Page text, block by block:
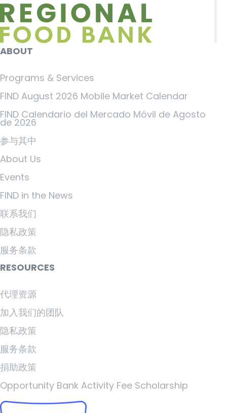
ABOUT
Programs & Services
FIND August 2026 Mobile Market Calendar
FIND Calendario del Mercado Móvil de Agosto
de 2026
参与其中
About Us
Events
FIND in the News
联系我们
隐私政策
服务条款
RESOURCES
代理资源
加入我们的团队
隐私政策
服务条款
捐助政策
Opportunity Bank Activity Fee Scholarship